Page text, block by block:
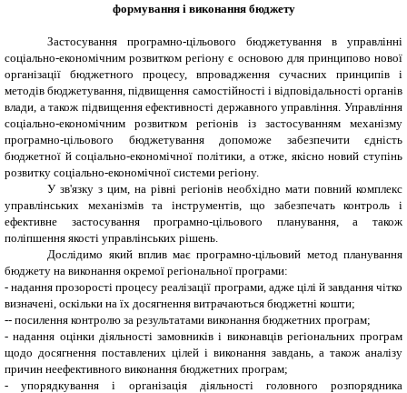
формування і виконання бюджету
Застосування програмно-цільового бюджетування в управлінні
соціально-економічним розвитком регіону є основою для принципово нової
організації бюджетного процесу, впровадження сучасних принципів і
методів бюджетування, підвищення самостійності і відповідальності органів
влади, а також підвищення ефективності державного управління. Управління
соціально-економічним розвитком регіонів із застосуванням механізму
програмно-цільового бюджетування допоможе забезпечити єдність
бюджетної й соціально-економічної політики, а отже, якісно новий ступінь
розвитку соціально-економічної системи регіону.
У зв'язку з цим, на рівні регіонів необхідно мати повний комплекс
управлінських механізмів та інструментів, що забезпечать контроль і
ефективне застосування програмно-цільового планування, а також
поліпшення якості управлінських рішень.
Дослідимо який вплив має програмно-цільовий метод планування
бюджету на виконання окремої регіональної програми:
- надання прозорості процесу реалізації програми, адже цілі й завдання чітко
визначені, оскільки на їх досягнення витрачаються бюджетні кошти;
-- посилення контролю за результатами виконання бюджетних програм;
- надання оцінки діяльності замовників і виконавців регіональних програм
щодо досягнення поставлених цілей і виконання завдань, а також аналізу
причин неефективного виконання бюджетних програм;
- упорядкування і організація діяльності головного розпорядника